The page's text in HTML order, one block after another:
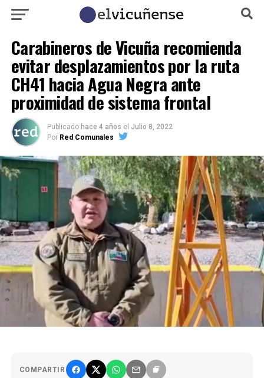
Carabineros de Vicuña recomienda
evitar desplazamientos por la ruta
CH41 hacia Agua Negra ante
proximidad de sistema frontal
Publicado hace 4 años el Julio 8, 2022
Por Red Comunales
COMPARTIR